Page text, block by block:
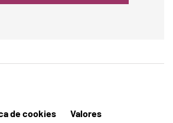
de cookies
Valores